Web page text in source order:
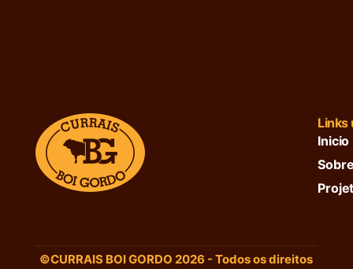
Links
Inicio
©CURRAIS BOI GORDO 2026 - Todos os direitos